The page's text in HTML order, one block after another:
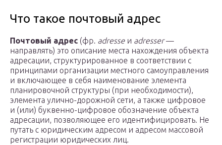
Что такое почтовый адрес
Почтовый адрес (фр. adresseи adresser—
направлять) это описание места нахождения объекта
адресации, структурированное в соответствии с
принципами организации местного самоуправления
и включающее в себя наименование элемента
планировочной структуры (при необходимости),
элемента улично-дорожной сети, а также цифровое
и (или) буквенно-цифровое обозначение объекта
адресации, позволяющее его идентифицировать. Не
путать с юридическим адресом и адресом массовой
регистрации юридических лиц.